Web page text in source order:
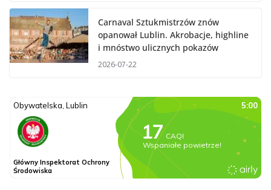
Carnaval Sztukmistrzów znów
opanował Lublin. Akrobacje, highline
i mnóstwo ulicznych pokazów
2026-07-22